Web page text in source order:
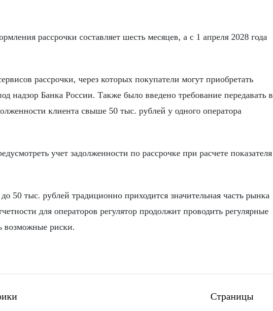
рассрочки составляет шесть месяцев, а с 1 апреля 2028 года
рассрочки, через которых покупатели могут приобретать
надзор Банка России. Также было введено требование передавать в
клиента свыше 50 тыс. рублей у одного оператора
учет задолженности по рассрочке при расчете показателя
50 тыс. рублей традиционно приходится значительная часть рынка
для операторов регулятор продолжит проводить регулярные
возможные риски.
Страницы